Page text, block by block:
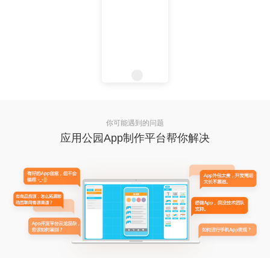
你可能遇到的问题
应用公园App制作平台帮你解决